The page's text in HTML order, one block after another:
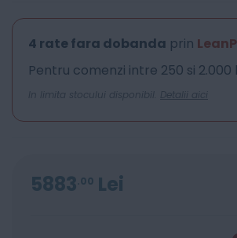
4 rate fara dobanda prin
Pentru comenzi intre 250 si 2.000
In limita stocului disponibil. Detalii aici
5883 00 Lei